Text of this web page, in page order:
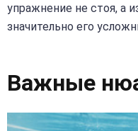
упражнение не стоя, а
значительно его
Важные